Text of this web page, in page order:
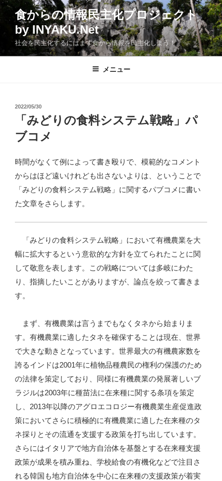
コ
食からの情報民主化プロジェクト
by INYAKU.Net
社会を民主化するにはまず食から情報を民主化しよう！
メニュー
投
2022/05/30
「みどりの食料システム戦略」パ
ブコメ
時間がなくて例によって書き殴りで、模範的なコメント
からはほど遠いけれども出さないよりは、ということで
「みどりの食料システム戦略」に関するパブコメに書い
た文章をさらします。
「みどりの食料システム戦略」において有機農業を大
幅に拡大するという意欲的な方針を立てられたことに関
して敬意を表します。この戦略については多岐にわた
り、指摘したいことがありますが、論点を絞って書きま
す。
まず、有機農業は言うまでもなくタネから始まりま
す。有機農業に適したタネを確保することは現在、世界
で大きな動きとなっています。世界最大の有機農家数を
誇るインドは2001年に植物品種農民の権利の保護のため
の法律を策定しており、同様に有機農業の発展著しいブ
ラジルは2003年に種苗法に在来種に関する条項を策定
し、2013年以降のアグロエコロジー有機農業生産促進政
策においてさらに積極的に有機農業に適した在来種のタ
ネ採りとその流通を支援する政策を打ち出しています。
さらにはイタリアで地方自治体を基盤とする在来種支援
政策が成果を積み重ね、学校給食の有機化などで注目さ
れる韓国も地方自治体を中心に在来種の支援政策が着実